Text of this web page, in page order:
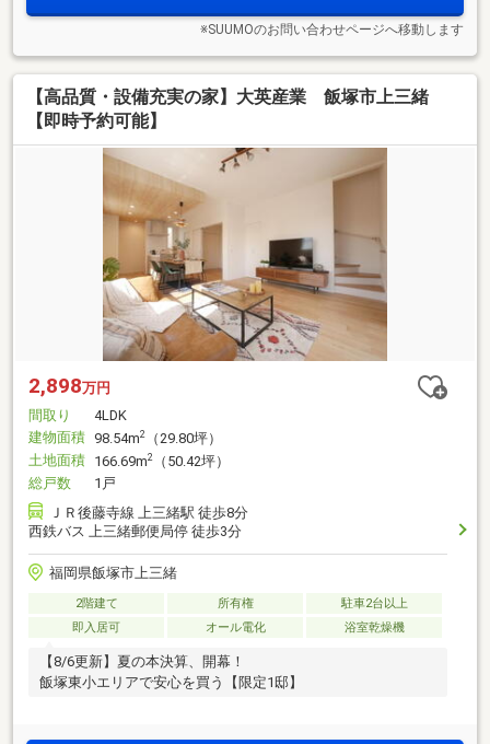
※SUUMOのお問い合わせページへ移動します
【高品質・設備充実の家】大英産業 飯塚市上三緒
【即時予約可能】
2,898万円
間取り
4LDK
建物面積 98.54m2
（29.80坪）
土地面積 166.69m2
（50.42坪）
総戸数
1戸
ＪＲ後藤寺線 上三緒駅 徒歩8分
西鉄バス 上三緒郵便局停 徒歩3分
福岡県飯塚市上三緒
2階建て 所有権
駐車2台以上
即入居可
オール電化 浴室乾燥機
【8/6更新】夏の本決算、開幕！
飯塚東小エリアで安心を買う【限定1邸】